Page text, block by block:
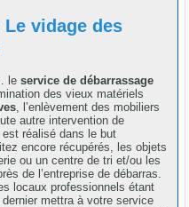
vidage des
leservice de débarrassage
des vieux matériels
, l’enlèvement des mobiliers
autre intervention de
réalisé dans le but
encore récupérés, les objets
ou un centre de tri et/ou les
de l’entreprise de débarras.
locaux professionnels étant
mettra à votre service